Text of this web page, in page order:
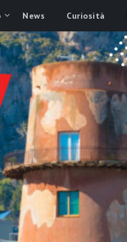
News Curiosità